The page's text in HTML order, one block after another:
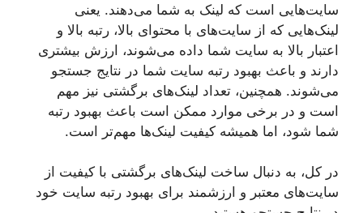
سایت‌هایی است که لینک به شما می‌دهند. یعنی
لینک‌هایی که از سایت‌های با محتوای بالا، رتبه بالا و
اعتبار بالا به سایت شما داده می‌شوند، ارزش بیشتری
دارند و باعث بهبود رتبه سایت شما در نتایج جستجو
می‌شوند. همچنین، تعداد لینک‌های برگشتی نیز مهم
است و در برخی موارد ممکن است باعث بهبود رتبه
شما شود، اما همیشه کیفیت لینک‌ها مهم‌تر است.
در کل، به دنبال ساخت لینک‌های برگشتی با کیفیت از
سایت‌های معتبر و ارزشمند برای بهبود رتبه سایت خود